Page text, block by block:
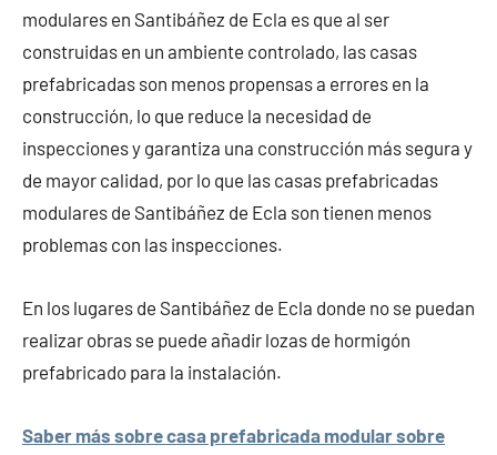
modulares en Santibáñez de Ecla es que al ser
construidas en un ambiente controlado, las casas
prefabricadas son menos propensas a errores en la
construcción, lo que reduce la necesidad de
inspecciones y garantiza una construcción más segura y
de mayor calidad, por lo que las casas prefabricadas
modulares de Santibáñez de Ecla son tienen menos
problemas con las inspecciones.
En los lugares de Santibáñez de Ecla donde no se puedan
realizar obras se puede añadir lozas de hormigón
prefabricado para la instalación.
Saber más sobre casa prefabricada modular sobre